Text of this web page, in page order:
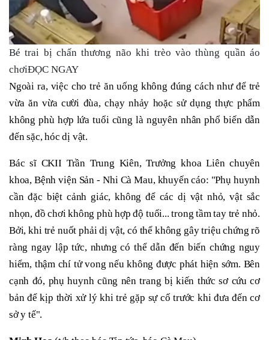
Bé trai bị chấn thương não khi trèo vào thùng quần áo
chơiĐỌC NGAY
Ngoài ra, việc cho trẻ ăn uống không đúng cách như để trẻ
vừa ăn vừa cười đùa, chạy nhảy hoặc sử dụng thực phẩm
không phù hợp lứa tuổi cũng là nguyên nhân phổ biến dẫn
đến sặc, hóc dị vật.
Bác sĩ CKII Trần Trung Kiên, Trưởng khoa Liên chuyên
khoa, Bệnh viện Sản - Nhi Cà Mau, khuyến cáo: "Phụ huynh
cần đặc biệt cảnh giác, không để các dị vật nhỏ, vật sắc
nhọn, đồ chơi không phù hợp độ tuổi... trong tầm tay trẻ nhỏ.
Bởi, khi trẻ nuốt phải dị vật, có thể không gây triệu chứng rõ
ràng ngay lập tức, nhưng có thể dẫn đến biến chứng nguy
hiểm, thậm chí tử vong nếu không được phát hiện sớm. Bên
cạnh đó, phụ huynh cũng nên trang bị kiến thức sơ cứu cơ
bản để kịp thời xử lý khi trẻ gặp sự cố trước khi đưa đến cơ
sở y tế".